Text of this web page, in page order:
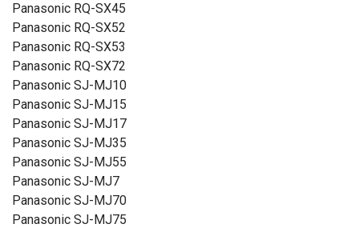
Panasonic RQ-SX45
Panasonic RQ-SX52
Panasonic RQ-SX53
Panasonic RQ-SX72
Panasonic SJ-MJ10
Panasonic SJ-MJ15
Panasonic SJ-MJ17
Panasonic SJ-MJ35
Panasonic SJ-MJ55
Panasonic SJ-MJ7
Panasonic SJ-MJ70
Panasonic SJ-MJ75